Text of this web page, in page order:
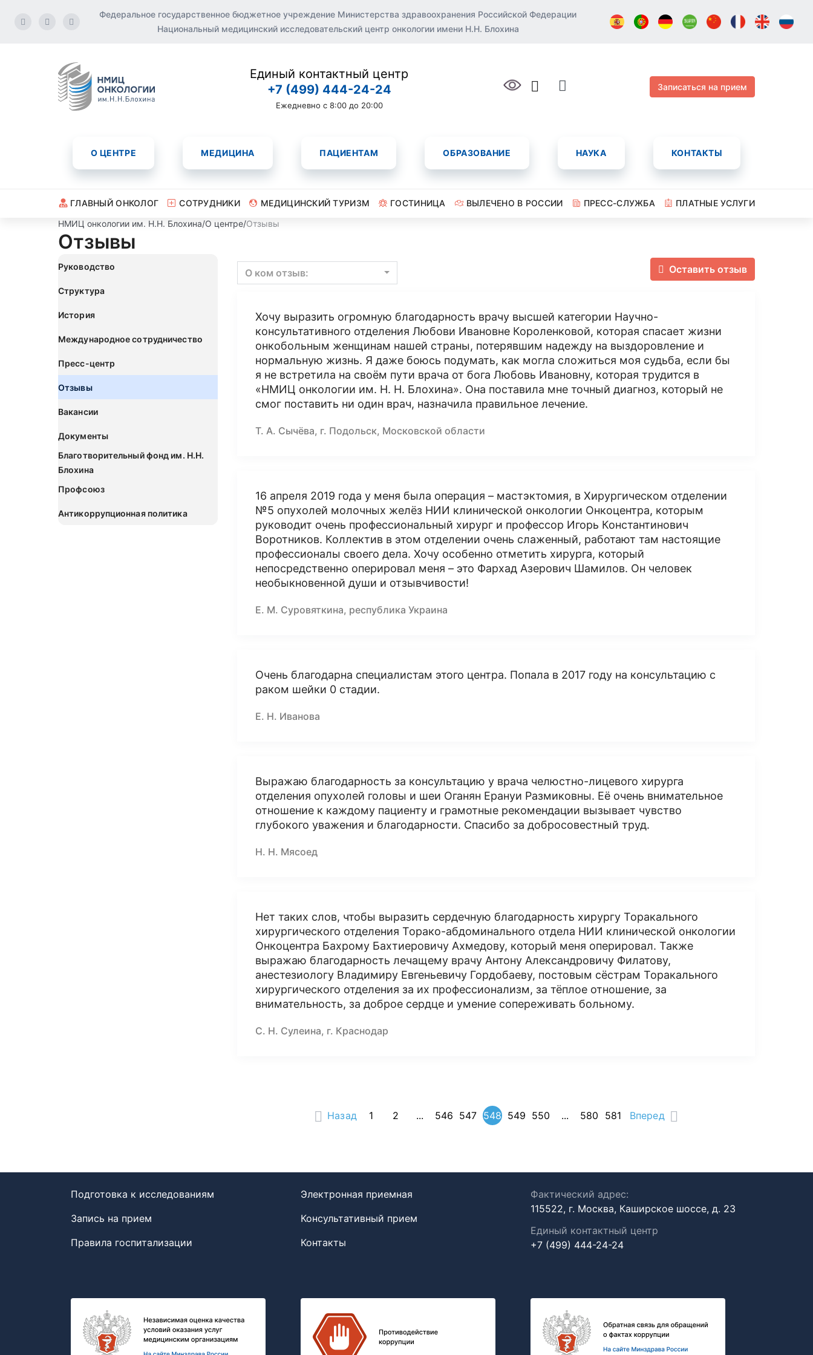
Федеральное государственное бюджетное учреждение Министерства здравоохранения Российской Федерации
Национальный медицинский исследовательский центр онкологии имени Н.Н. Блохина
Единый контактный центр
+7 (499) 444-24-24
Ежедневно с 8:00 до 20:00
Записаться на прием
О ЦЕНТРЕ МЕДИЦИНА ПАЦИЕНТАМ ОБРАЗОВАНИЕ НАУКА КОНТАКТЫ
ГЛАВНЫЙ ОНКОЛОГ СОТРУДНИКИ МЕДИЦИНСКИЙ ТУРИЗМ ГОСТИНИЦА ВЫЛЕЧЕНО В РОССИИ ПРЕСС-СЛУЖБА
ПЛАТНЫЕ УСЛУГИ
НМИЦ онкологии им. Н.Н. Блохина/О центре/Отзывы
Отзывы
Руководство
Структура
История
Международное сотрудничество
Пресс-центр
Отзывы
Вакансии
Документы
Благотворительный фонд им. Н.Н.
Блохина
Профсоюз
Антикоррупционная политика
Оставить отзыв
О ком отзыв:
Хочу выразить огромную благодарность врачу высшей категории Научно-
консультативного отделения Любови Ивановне Короленковой, которая спасает жизни
онкобольным женщинам нашей страны, потерявшим надежду на выздоровление и
нормальную жизнь. Я даже боюсь подумать, как могла сложиться моя судьба, если бы
я не встретила на своём пути врача от бога Любовь Ивановну, которая трудится в
«НМИЦ онкологии им. Н. Н. Блохина». Она поставила мне точный диагноз, который не
смог поставить ни один врач, назначила правильное лечение.
Т. А. Сычёва, г. Подольск, Московской области
16 апреля 2019 года у меня была операция – мастэктомия, в Хирургическом отделении
№5 опухолей молочных желёз НИИ клинической онкологии Онкоцентра, которым
руководит очень профессиональный хирург и профессор Игорь Константинович
Воротников. Коллектив в этом отделении очень слаженный, работают там настоящие
профессионалы своего дела. Хочу особенно отметить хирурга, который
непосредственно оперировал меня – это Фархад Азерович Шамилов. Он человек
необыкновенной души и отзывчивости!
Е. М. Суровяткина, республика Украина
Очень благодарна специалистам этого центра. Попала в 2017 году на консультацию с
раком шейки 0 стадии.
Е. Н. Иванова
Выражаю благодарность за консультацию у врача челюстно-лицевого хирурга
отделения опухолей головы и шеи Оганян Ерануи Размиковны. Её очень внимательное
отношение к каждому пациенту и грамотные рекомендации вызывает чувство
глубокого уважения и благодарности. Спасибо за добросовестный труд.
Н. Н. Мясоед
Нет таких слов, чтобы выразить сердечную благодарность хирургу Торакального
хирургического отделения Торако-абдоминального отдела НИИ клинической онкологии
Онкоцентра Бахрому Бахтиеровичу Ахмедову, который меня оперировал. Также
выражаю благодарность лечащему врачу Антону Александровичу Филатову,
анестезиологу Владимиру Евгеньевичу Гордобаеву, постовым сёстрам Торакального
хирургического отделения за их профессионализм, за тёплое отношение, за
внимательность, за доброе сердце и умение сопереживать больному.
С. Н. Сулеина, г. Краснодар
Назад 1 2 ... 546 547 548 549 550 ... 580 581 Вперед
Подготовка к исследованиям
Запись на прием
Правила госпитализации
Электронная приемная
Консультативный прием
Контакты
Фактический адрес:
115522, г. Москва, Каширское шоссе, д. 23
Единый контактный центр
+7 (499) 444-24-24